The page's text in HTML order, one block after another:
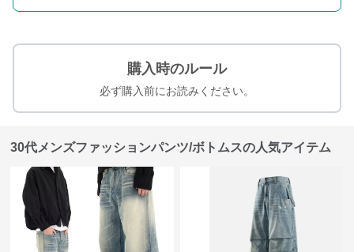
購入時のルール
必ず購入前にお読みください。
30代メンズファッションパンツ/ボトムスの人気アイテム